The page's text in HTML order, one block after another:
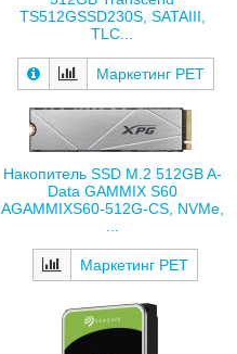
TS512GSSD230S, SATAIII,
TLC...
Маркетинг РЕТ
Накопитель SSD M.2 512GB A-
Data GAMMIX S60
AGAMMIXS60-512G-CS, NVMe,
Маркетинг РЕТ